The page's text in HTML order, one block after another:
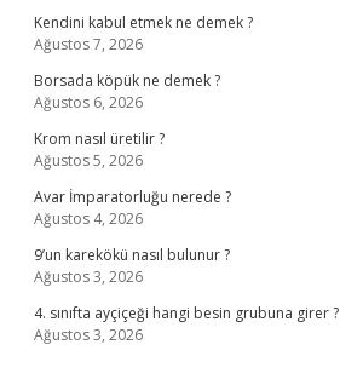
Kendini kabul etmek ne demek ?
Ağustos 7, 2026
Borsada köpük ne demek ?
Ağustos 6, 2026
Krom nasıl üretilir ?
Ağustos 5, 2026
Avar İmparatorluğu nerede ?
Ağustos 4, 2026
9’un karekökü nasıl bulunur ?
Ağustos 3, 2026
4. sınıfta ayçiçeği hangi besin grubuna girer ?
Ağustos 3, 2026